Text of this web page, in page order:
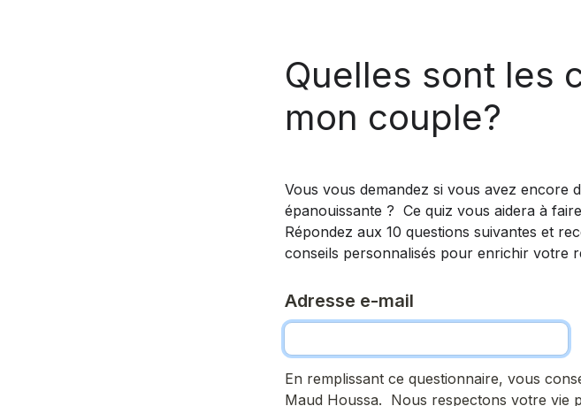
Quelles sont les
mon couple?
Vous vous demandez si vous avez encore
épanouissante ?  Ce quiz vous aidera à
Répondez aux 10 questions suivantes et
conseils personnalisés pour enrichir votre
Adresse e-mail
En remplissant ce questionnaire, vous
Maud Houssa.  Nous respectons votre vie